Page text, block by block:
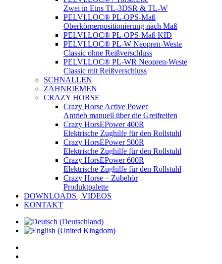
Zwei in Eins TL-3DSR & TL-W
PELVI.LOC® PL-OPS-Maß
Oberkörperpositionierung nach Maß
PELVI.LOC® PL-OPS-Maß KID
PELVI.LOC® PL-W Neopren-Weste
Classic ohne Reißverschluss
PELVI.LOC® PL-WR Neopren-Weste
Classic mit Reißverschluss
SCHNALLEN
ZAHNRIEMEN
CRAZY HORSE
Crazy Horse Active Power
Antrieb manuell über die Greifreifen
Crazy HorsEPower 400R
Elektrische Zughilfe für den Rollstuhl
Crazy HorsEPower 500R
Elektrische Zughilfe für den Rollstuhl
Crazy HorsEPower 600R
Elektrische Zughilfe für den Rollstuhl
Crazy Horse – Zubehör
Produktpalette
DOWNLOADS | VIDEOS
KONTAKT